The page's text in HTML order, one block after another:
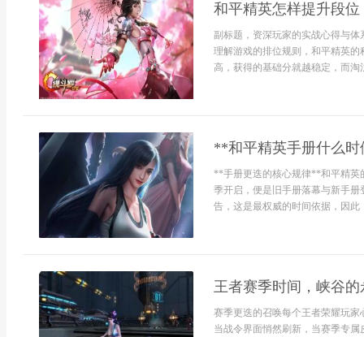
和平精英怎样提升段
副标题，资深玩家的实战心得与
理解游戏的排位规则，和平精英
高，获得的基础分就越稳定，而
**和平精英手册什么
**手册更迭的核心规律**和平精英
季开启，便是旧手册落幕与新手
告，这是最权威的时间依据，因
王者赛季时间，峡谷
赛季更迭的召唤每个王者荣耀玩
当战令界面悄然刷新，当赛季专